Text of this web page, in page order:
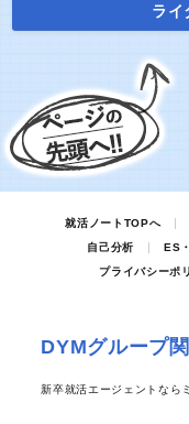
ライ
就活ノートTOPへ
自己分析
ES
プライバシーポ
DYMグループ
新卒就活エージェントなら